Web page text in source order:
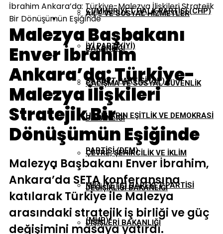
CUMHURIYET HALK PARTISI (CHP)
İYI PARTI (İYİ)
SAADET PARTISI (SP)
HALKLARIN EŞITLIK VE DEMOKRASI
PARTISI (DEM)
MILLIYETÇI HAREKET PARTISI
(MHP)
AILE VE SOSYAL HIZMETLER
BAKANLIĞI
ÇALIŞMA VE SOSYAL GÜVENLIK
BAKANLIĞI
ÇEVRE, ŞEHIRCILIK VE İKLIM
DEĞIŞIKLIĞI BAKANLIĞI
DIŞIŞLERI BAKANLIĞI
EKONOMI
GÜNDEM
TBMM
YEREL YÖNETIMLER
İbrahim Ankara’da: Türkiye-Malezya İlişkileri Stratejik
Bir Dönüşümün Eşiğinde
Malezya Başbakanı
Enver İbrahim
Ankara’da: Türkiye-
Malezya İlişkileri
Stratejik Bir
Dönüşümün Eşiğinde
Malezya Başbakanı Enver İbrahim,
Ankara’da SETA konferansına
katılarak Türkiye ile Malezya
arasındaki stratejik iş birliği ve güç
değişimini masaya yatırdı.